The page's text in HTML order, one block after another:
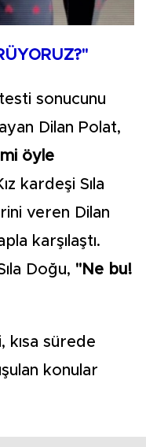
sonucunu
Dilan Polat,
öyle
kardeşi Sıla
veren Dilan
karşılaştı.
Doğu, "Ne bu!
kısa sürede
konular